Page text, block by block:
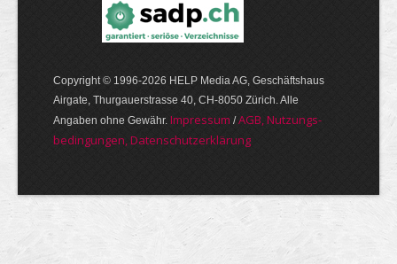
Copyright © 1996-2026 HELP Media AG, Geschäftshaus
Airgate, Thurgauer­strasse 40, CH-8050 Zürich. Alle
Angaben ohne Gewähr. Im­pres­sum /AGB, Nut­zungs­
bedin­gungen, Daten­schutz­er­klärung